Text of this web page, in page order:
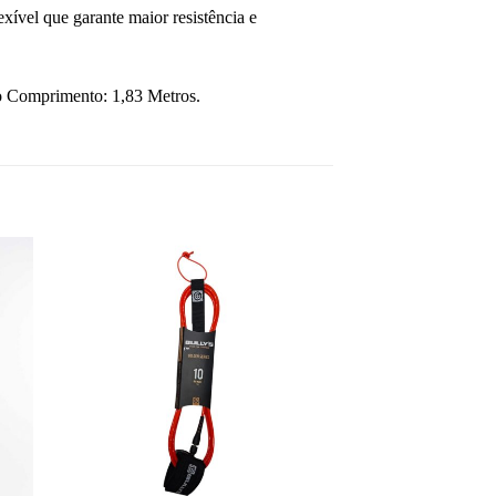
que garante maior resistência e
Comprimento: 1,83 Metros.